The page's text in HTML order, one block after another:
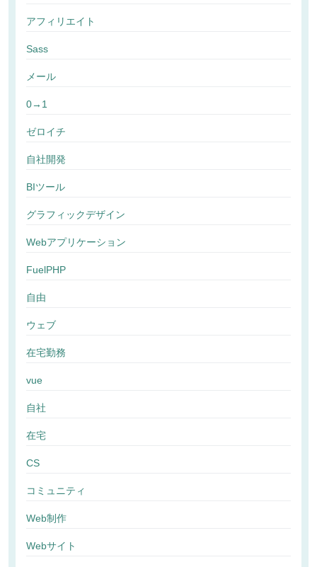
アフィリエイト
Sass
メール
0→1
ゼロイチ
自社開発
BIツール
グラフィックデザイン
Webアプリケーション
FuelPHP
自由
ウェブ
在宅勤務
vue
自社
在宅
CS
コミュニティ
Web制作
Webサイト